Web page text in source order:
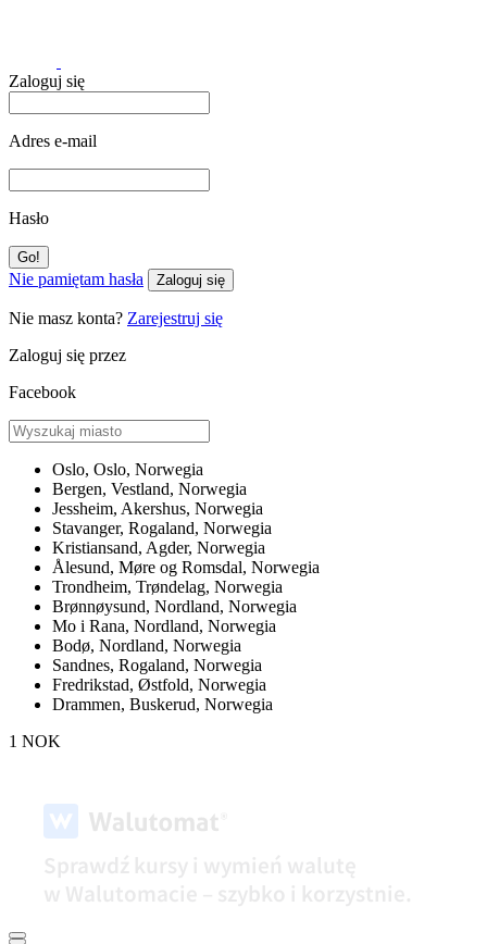
Zaloguj się
Adres e-mail
Hasło
Nie pamiętam hasła Zaloguj się
Nie masz konta? Zarejestruj się
Zaloguj się przez
Facebook
Oslo, Oslo, Norwegia
Bergen, Vestland, Norwegia
Jessheim, Akershus, Norwegia
Stavanger, Rogaland, Norwegia
Kristiansand, Agder, Norwegia
Ålesund, Møre og Romsdal, Norwegia
Trondheim, Trøndelag, Norwegia
Brønnøysund, Nordland, Norwegia
Mo i Rana, Nordland, Norwegia
Bodø, Nordland, Norwegia
Sandnes, Rogaland, Norwegia
Fredrikstad, Østfold, Norwegia
Drammen, Buskerud, Norwegia
1 NOK